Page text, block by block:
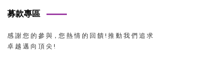
募款專區
感 謝 您 的 參 與，您 熱 情 的 回 饋 ! 推 動 我 們 追 求
卓 越 邁 向 頂 尖 !